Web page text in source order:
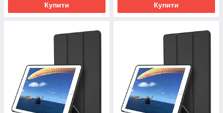
Купити Купити